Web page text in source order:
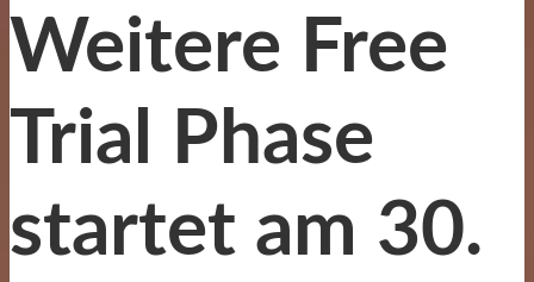
Weitere Free
Trial Phase
startet am 30.